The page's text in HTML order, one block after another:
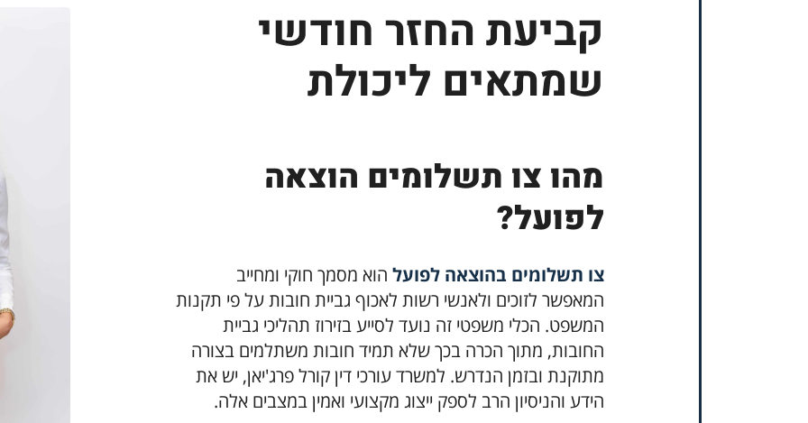
קביעת החזר חודשי
שמתאים ליכולת
מהו צו תשלומים הוצאה
לפועל?
צו תשלומים בהוצאה לפועלהוא מסמך חוקי ומחייב
המאפשר לזוכים ולאנשי רשות לאכוף גביית חובות על פי תקנות
המשפט. הכלי משפטי זה נועד לסייע בזירוז תהליכי גביית
החובות, מתוך הכרה בכך שלא תמיד חובות משתלמים בצורה
מתוקנת ובזמן הנדרש. למשרד עורכי דין קורל פרג'יאן, יש את
הידע והניסיון הרב לספק ייצוג מקצועי ואמין במצבים אלה.